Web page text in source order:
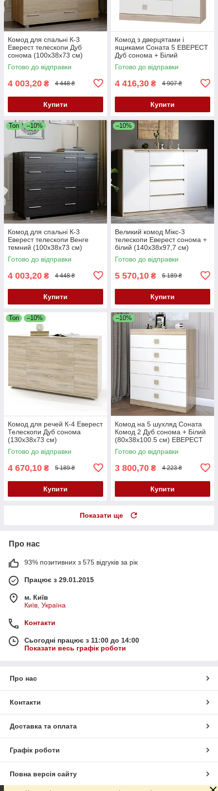
Комод для спальні К-3
Еверест телескопи Дуб
сонома (100х38х73 см)
Готово до відправки
4 003,20 ₴ 4 448 ₴
Купити
Комод з дверцятами і
ящиками Соната 5 ЕВЕРЕСТ
Дуб сонома + Білий
(105х38х93.5 см)
Готово до відправки
4 416,30 ₴ 4 907 ₴
Купити
Топ –10%
Комод для спальні К-3
Еверест телескопи Венге
темний (100х38х73 см)
Готово до відправки
4 003,20 ₴ 4 448 ₴
Купити
–10%
Великий комод Мікс-3
телескопи Еверест сонома +
білий (140х38х97,7 см)
Готово до відправки
5 570,10 ₴ 6 189 ₴
Купити
Топ –10%
Комод для речей К-4 Еверест
Телескопи Дуб сонома
(130х38х73 см)
Готово до відправки
4 670,10 ₴ 5 189 ₴
Купити
–10%
Комод на 5 шухляд Соната
Комод 2 Дуб сонома + Білий
(80х38х100.5 см) ЕВЕРЕСТ
Готово до відправки
3 800,70 ₴ 4 223 ₴
Купити
Показати ще
Про нас
93% позитивних з 575 відгуків за рік
Працює з 29.01.2015
м. Київ
Київ, Україна
Контакти
Сьогодні працює з 11:00 до 14:00
Показати весь графік роботи
Про нас
Контакти
Доставка та оплата
Графік роботи
Повна версія сайту